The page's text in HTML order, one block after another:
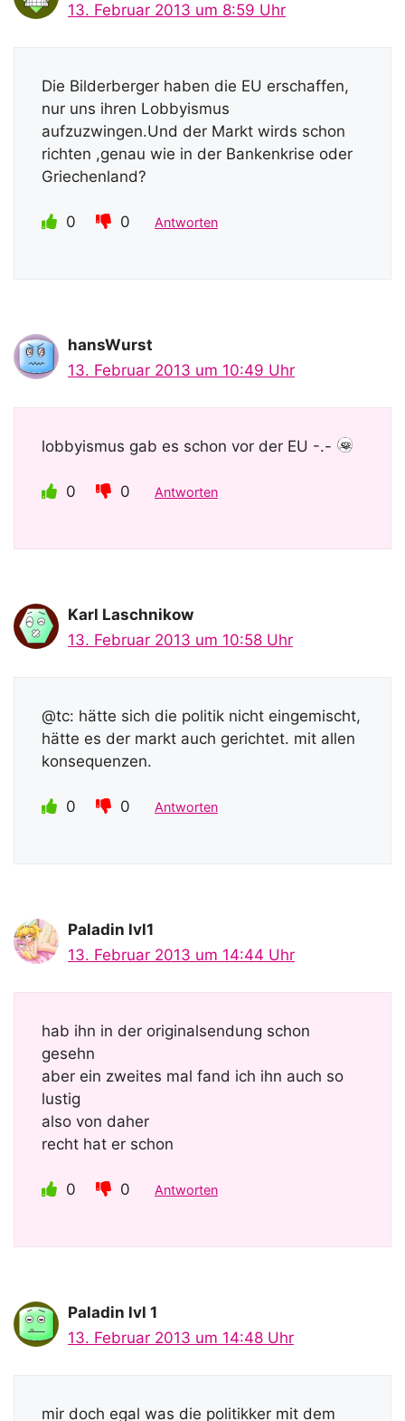
13. Februar 2013 um 8:59 Uhr
Die Bilderberger haben die EU erschaffen,
nur uns ihren Lobbyismus
aufzuzwingen.Und der Markt wirds schon
richten ,genau wie in der Bankenkrise oder
Griechenland?
0 0 Antworten
hansWurst
13. Februar 2013 um 10:49 Uhr
lobbyismus gab es schon vor der EU -.-
0 0 Antworten
Karl Laschnikow
13. Februar 2013 um 10:58 Uhr
@tc: hätte sich die politik nicht eingemischt,
hätte es der markt auch gerichtet. mit allen
konsequenzen.
0 0 Antworten
Paladin lvl1
13. Februar 2013 um 14:44 Uhr
hab ihn in der originalsendung schon
gesehn
aber ein zweites mal fand ich ihn auch so
lustig
also von daher
recht hat er schon
0 0 Antworten
Paladin lvl 1
13. Februar 2013 um 14:48 Uhr
mir doch egal was die politikker mit dem